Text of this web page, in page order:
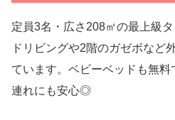
定員3名・広さ208㎡の最上級
ドリビングや2階のガゼボなど
ています。ベビーベッドも無
連れにも安心◎